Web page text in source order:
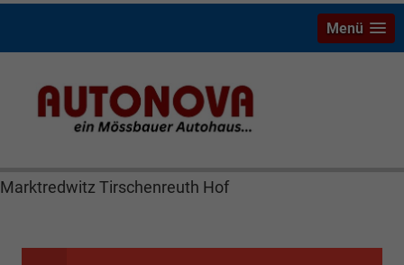
Skoda Kamiq Bayreuth Nützel Mössbauer Autonova
Brucker Räthel MGS Autohaus günstig Finanzierung
Marktredwitz Tirschenreuth Hof
Menü